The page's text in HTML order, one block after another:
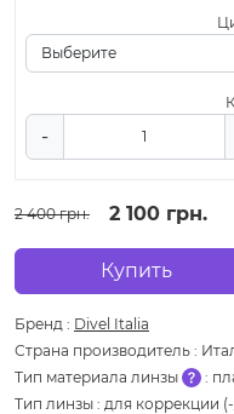
-
2 400 грн. 2 100 грн.
Купить
Бренд : Divel Italia
Страна производитель :
Тип материала линзы
:
Тип линзы : для коррекции